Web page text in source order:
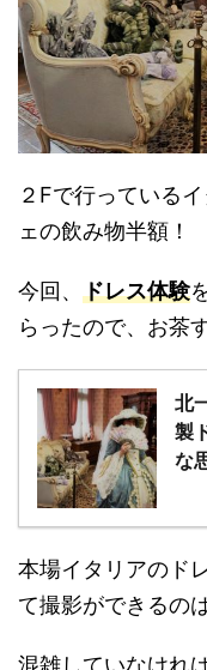
２Fで行っている
ェの飲み物半額！
今回、 ドレス体験
らったので、お茶
北
製
な
本場イタリアのド
て撮影ができるの
混雑していなけれ